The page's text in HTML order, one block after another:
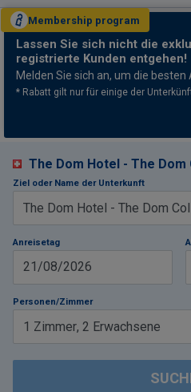
Membership program
Lassen Sie sich nicht die
registrierte Kunden entgehen!
Melden Sie sich an, um die
* Rabatt gilt nur für einige der
The Dom Hotel - The
Ziel oder Name der Unterkunft
Anreisetag
21/08/2026
Personen/Zimmer
1 Zimmer, 2 Erwachsene